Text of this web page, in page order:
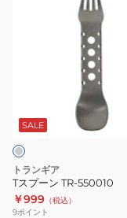
SALE
トランギア
Tスプーン TR-550010
￥999 （税込）
9ポイント